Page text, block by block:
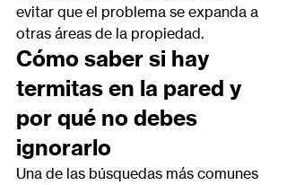
evitar que el problema se expanda a
otras áreas de la propiedad.
Cómo saber si hay
termitas en la pared y
por qué no debes
ignorarlo
Una de las búsquedas más comunes